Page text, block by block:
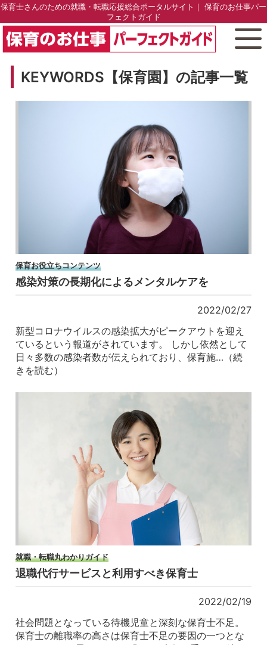
保育士さんのための就職・転職応援総合ポータルサイト｜ 保育のお仕事パー
フェクトガイド
KEYWORDS【保育園】の記事一覧
保育お役立ちコンテンツ
感染対策の長期化によるメンタルケアを
2022/02/27
新型コロナウイルスの感染拡大がピークアウトを迎え
ているという報道がされています。 しかし依然として
日々多数の感染者数が伝えられており、保育施…（続
きを読む）
就職・転職丸わかりガイド
退職代行サービスと利用すべき保育士
2022/02/19
社会問題となっている待機児童と深刻な保育士不足。
保育士の離職率の高さは保育士不足の要因の一つとな